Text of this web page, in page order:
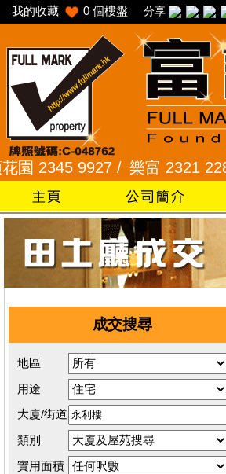
我的收藏 0 個樓盤 分享
2345 9927 /樂富 2321 2287 /
成交搜尋
地區
用途
大廈/街道
類別
實用面積